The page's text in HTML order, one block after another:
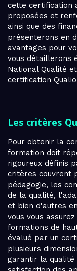
cette certification
proposées et
ainsi que des
présenterons en
avantages pour
vous détaillerons
National Qualité
certification
Les critères
Pour obtenir la
formation doit
rigoureux définis
critères couvrent
pédagogie, les
de la qualité,
et bien d'autres
vous vous
formations de
évalué par un
plusieurs
garantir la